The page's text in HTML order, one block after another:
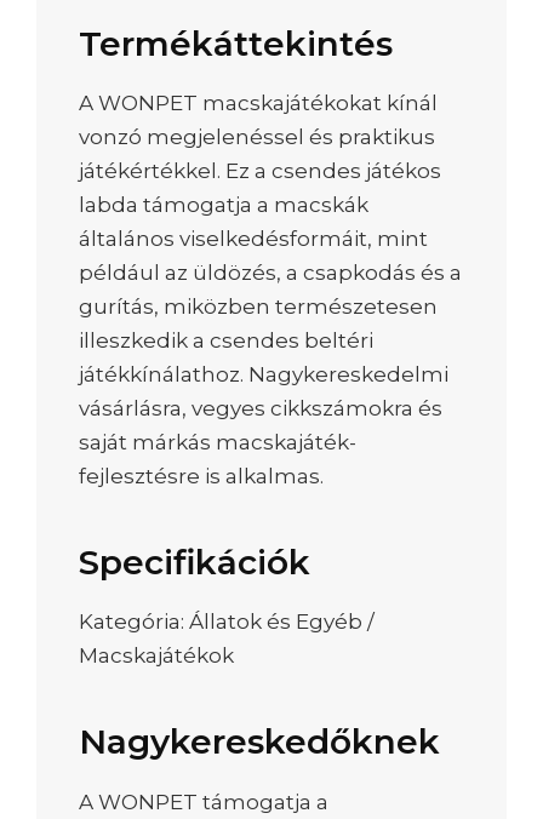
Termékáttekintés
A WONPET macskajátékokat kínál
vonzó megjelenéssel és praktikus
játékértékkel. Ez a csendes játékos
labda támogatja a macskák
általános viselkedésformáit, mint
például az üldözés, a csapkodás és a
gurítás, miközben természetesen
illeszkedik a csendes beltéri
játékkínálathoz. Nagykereskedelmi
vásárlásra, vegyes cikkszámokra és
saját márkás macskajáték-
fejlesztésre is alkalmas.
Specifikációk
Kategória: Állatok és Egyéb /
Macskajátékok
Nagykereskedőknek
A WONPET támogatja a